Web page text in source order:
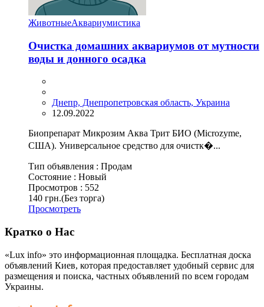
ЖивотныеАквариумистика
Очистка домашних аквариумов от мутности
воды и донного осадка
Днепр, Днепропетровская область, Украина
12.09.2022
Биопрепарат Микрозим Аква Трит БИО (Microzyme,
США). Универсальное средство для очистк�...
Тип объявления : Продам
Состояние : Новый
Просмотров : 552
140 грн.(Без торга)
Просмотреть
Кратко о Нас
«Lux info» это информационная площадка. Бесплатная доска
объявлений Киев, которая предоставляет удобный сервис для
размещения и поиска, частных объявлений по всем городам
Украины.